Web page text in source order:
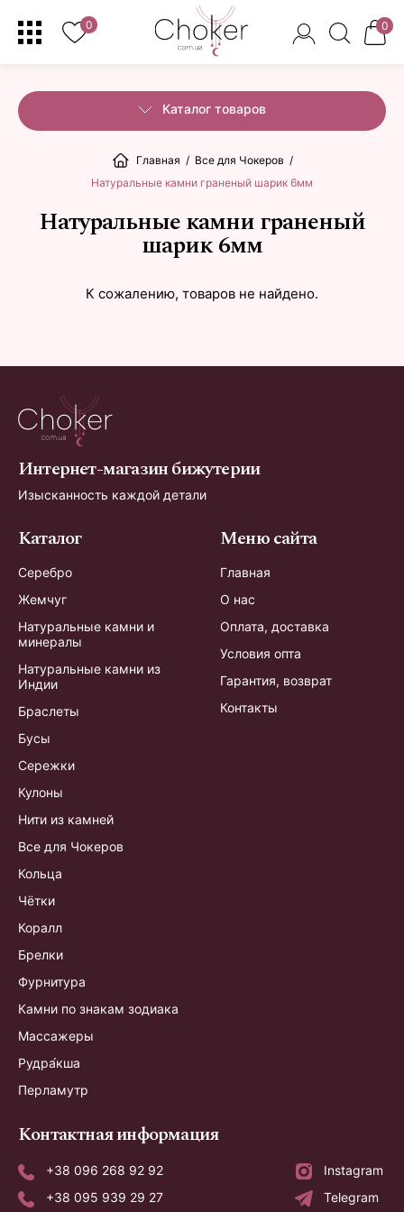
0 0
Каталог товаров
Главная / Все для Чокеров /
Натуральные камни граненый шарик 6мм
Натуральные камни граненый
шарик 6мм
К сожалению, товаров не найдено.
Интернет-магазин бижутерии
Изысканность каждой детали
Каталог
Серебро
Жемчуг
Натуральные камни и
минералы
Натуральные камни из
Индии
Браслеты
Бусы
Сережки
Кулоны
Нити из камней
Все для Чокеров
Кольца
Чётки
Коралл
Брелки
Фурнитура
Камни по знакам зодиака
Массажеры
Рудра́кша
Перламутр
Меню сайта
Главная
О нас
Оплата, доставка
Условия опта
Гарантия, возврат
Контакты
Контактная информация
+38 096 268 92 92
Instagram
+38 095 939 29 27
Telegram